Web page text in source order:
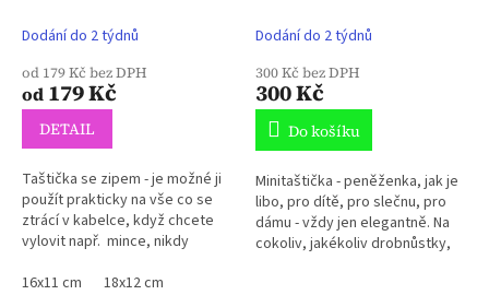
Dodání do 2 týdnů
od 179 Kč bez DPH
od 179 Kč
DETAIL
Taštička se zipem - je možné ji
použít prakticky na vše co se
ztrácí v kabelce, když chcete
vylovit např. mince, nikdy
16x11 cm
18x12 cm
Dodání do 2 týdnů
300 Kč bez DPH
300 Kč
Do košíku
Minitaštička - peněženka, jak je
libo, pro dítě, pro slečnu, pro
dámu - vždy jen elegantně. Na
cokoliv, jakékoliv drobnůstky,